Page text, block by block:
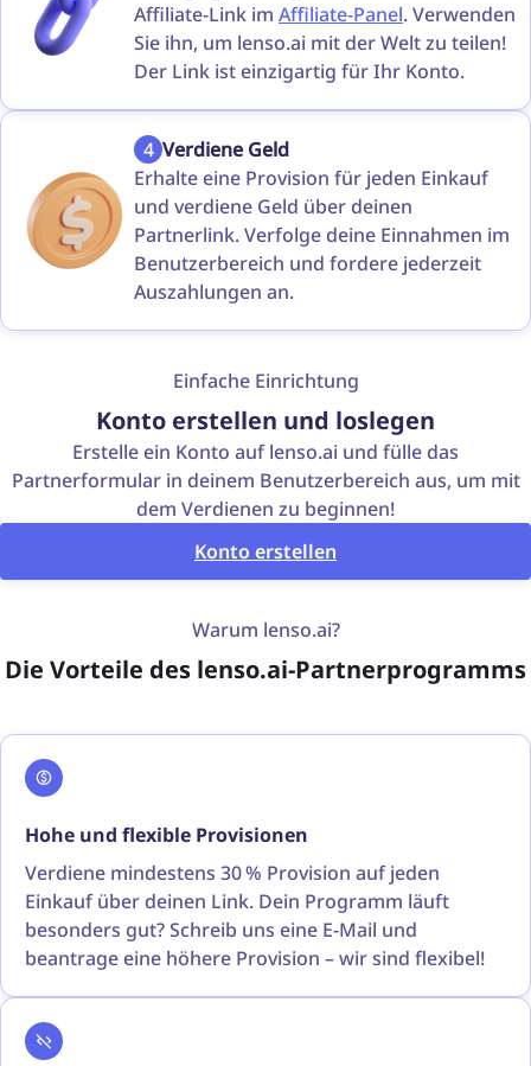
Affiliate-Link im Affiliate-Panel. Verwenden
Sie ihn, um lenso.ai mit der Welt zu teilen!
Der Link ist einzigartig für Ihr Konto.
4 Verdiene Geld
Erhalte eine Provision für jeden Einkauf
und verdiene Geld über deinen
Partnerlink. Verfolge deine Einnahmen im
Benutzerbereich und fordere jederzeit
Auszahlungen an.
Einfache Einrichtung
Konto erstellen und loslegen
Erstelle ein Konto auf lenso.ai und fülle das
Partnerformular in deinem Benutzerbereich aus, um mit
dem Verdienen zu beginnen!
Konto erstellen
Warum lenso.ai?
Die Vorteile des lenso.ai-Partnerprogramms
Hohe und flexible Provisionen
Verdiene mindestens 30 % Provision auf jeden
Einkauf über deinen Link. Dein Programm läuft
besonders gut? Schreib uns eine E-Mail und
beantrage eine höhere Provision – wir sind flexibel!